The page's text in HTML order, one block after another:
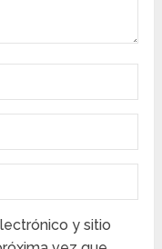
y sitio